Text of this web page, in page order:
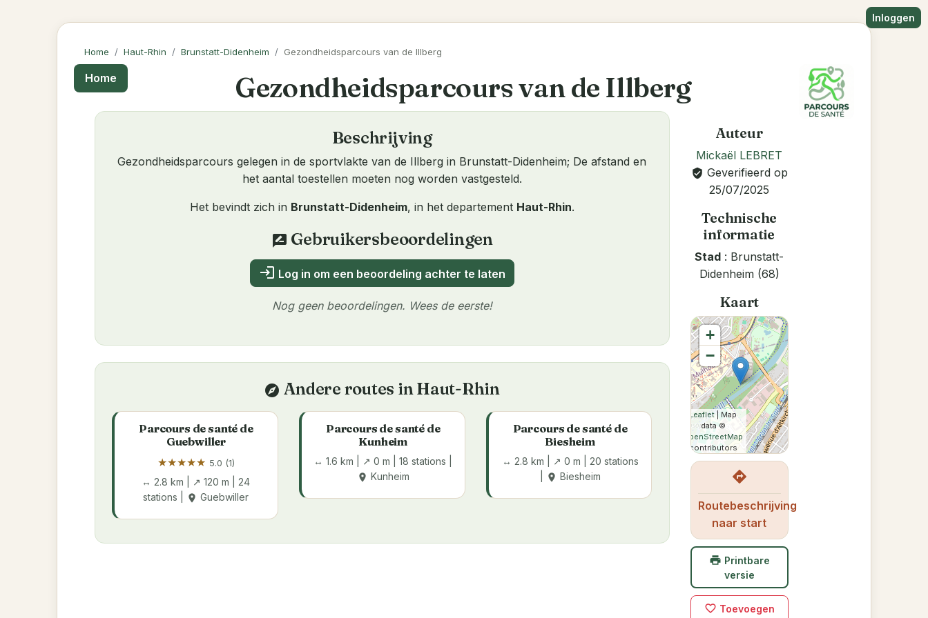
Inloggen
Home Haut-Rhin Brunstatt-Didenheim Gezondheidsparcours van de Illberg
Home Gezondheidsparcours van de Illberg
Beschrijving
Gezondheidsparcours gelegen in de sportvlakte van de Illberg in Brunstatt-Didenheim; De afstand en
het aantal toestellen moeten nog worden vastgesteld.
Het bevindt zich in Brunstatt-Didenheim, in het departement Haut-Rhin.
rate_review Gebruikersbeoordelingen
login Log in om een beoordeling achter te laten
Nog geen beoordelingen. Wees de eerste!
explore Andere routes in Haut-Rhin
Parcours de santé de
Guebwiller
★★★★★ 5.0 (1)
↔ 2.8 km | ↗ 120 m | 24
stations |
place Guebwiller
Parcours de santé de
Kunheim
↔ 1.6 km | ↗ 0 m | 18 stations |
place Kunheim
Parcours de santé de
Biesheim
↔ 2.8 km | ↗ 0 m | 20 stations
place Biesheim
Auteur
Mickaël LEBRET
verified_user Geverifieerd op
25/07/2025
Technische
informatie
Stad : Brunstatt-
Didenheim (68)
Kaart
+
−
Leaflet| Map
data ©
OpenStreetMap
contributors
directions
Routebeschrijving
naar start
print Printbare
versie
favorite_border Toevoegen